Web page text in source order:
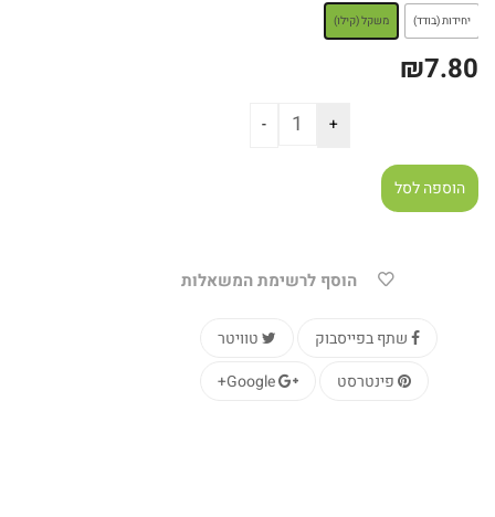
יחידות (בודד) משקל (קילו)
₪7.80
הוספה לסל
הוסף לרשימת המשאלות
טוויטר
שתף בפייסבוק
Google+
פינטרסט